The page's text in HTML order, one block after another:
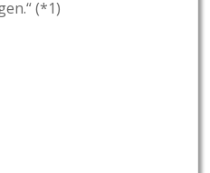
(*1)